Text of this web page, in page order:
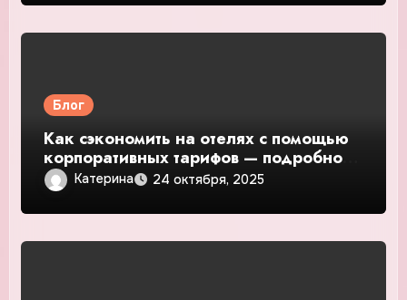
Блог
Как сэкономить на отелях с помощью
корпоративных тарифов — подробное
руководство и обзор
Катерина 24 октября, 2025